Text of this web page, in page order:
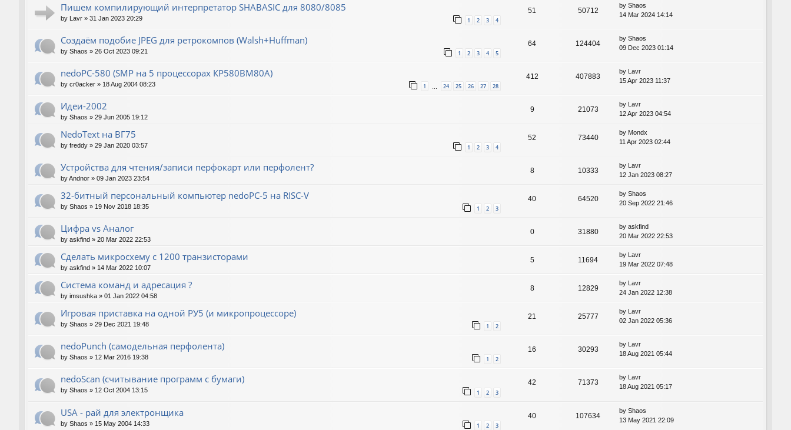
Пишем компилирующий интерпретатор SHABASIC для 8080/8085
by Lavr » 31 Jan 2023 20:29 1 2 3 4
51 50712
by Shaos
14 Mar 2024 14:14
Создаём подобие JPEG для ретрокомпов (Walsh+Huffman)
by Shaos » 26 Oct 2023 09:21 1 2 3 4 5
64 124404
by Shaos
09 Dec 2023 01:14
nedoPC-580 (SMP на 5 процессорах КР580ВМ80А)
by cr0acker » 18 Aug 2004 08:23 1 … 24 25 26 27 28
412 407883
by Lavr
15 Apr 2023 11:37
Идеи-2002
by Shaos » 29 Jun 2005 19:12
9 21073
by Lavr
12 Apr 2023 04:54
NedoText на ВГ75
by freddy » 29 Jan 2020 03:57 1 2 3 4
52 73440
by Mondx
11 Apr 2023 02:44
Устройства для чтения/записи перфокарт или перфолент?
byAndnor » 09 Jan 2023 23:54
8 10333
by
Lavr
12 Jan 2023 08:27
32-битный персональный компьютер nedoPC-5 на RISC-V
by Shaos » 19 Nov 2018 18:35 1 2 3
40 64520
by Shaos
20 Sep 2022 21:46
Цифра vs Аналог
by askfind » 20 Mar 2022 22:53
0 31880
by askfind
20 Mar 2022 22:53
Сделать микросхему с 1200 транзисторами
by askfind » 14 Mar 2022 10:07
5 11694
by
Lavr
19 Mar 2022 07:48
Система команд и адресация ?
by imsushka » 01 Jan 2022 04:58
8 12829
by
Lavr
24 Jan 2022 12:38
Игровая приставка на одной РУ5 (и микропроцессоре)
by Shaos » 29 Dec 2021 19:48 1 2
21 25777
by
Lavr
02 Jan 2022 05:36
nedoPunch (самодельная перфолента)
by Shaos » 12 Mar 2016 19:38 1 2
16 30293
by
Lavr
18 Aug 2021 05:44
nedoScan (считывание программ с бумаги)
by Shaos » 12 Oct 2004 13:15 1 2 3
42 71373
by Lavr
18 Aug 2021 05:17
USA - рай для электронщика
by Shaos » 15 May 2004 14:33 1 2 3
40 107634
by Shaos
13 May 2021 22:09